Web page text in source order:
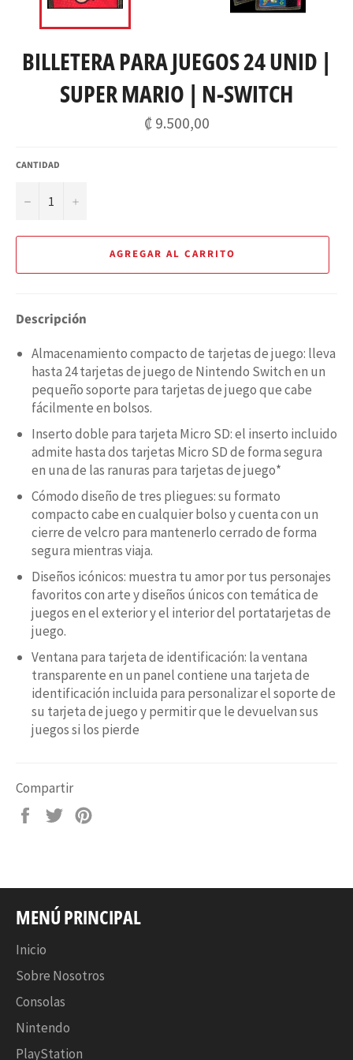
BILLETERA PARA JUEGOS 24 UNID |
SUPER MARIO | N-SWITCH
Precio
habitual
₡ 9.500,00
CANTIDAD
− +
AGREGAR AL CARRITO
Descripción
Almacenamiento compacto de tarjetas de juego: lleva
hasta 24 tarjetas de juego de Nintendo Switch en un
pequeño soporte para tarjetas de juego que cabe
fácilmente en bolsos.
Inserto doble para tarjeta Micro SD: el inserto incluido
admite hasta dos tarjetas Micro SD de forma segura
en una de las ranuras para tarjetas de juego*
Cómodo diseño de tres pliegues: su formato
compacto cabe en cualquier bolso y cuenta con un
cierre de velcro para mantenerlo cerrado de forma
segura mientras viaja.
Diseños icónicos: muestra tu amor por tus personajes
favoritos con arte y diseños únicos con temática de
juegos en el exterior y el interior del portatarjetas de
juego.
Ventana para tarjeta de identificación: la ventana
transparente en un panel contiene una tarjeta de
identificación incluida para personalizar el soporte de
su tarjeta de juego y permitir que le devuelvan sus
juegos si los pierde
Compartir
Compartir
Tuitear
MENÚ PRINCIPAL
Inicio
Sobre Nosotros
Consolas
Nintendo
PlayStation